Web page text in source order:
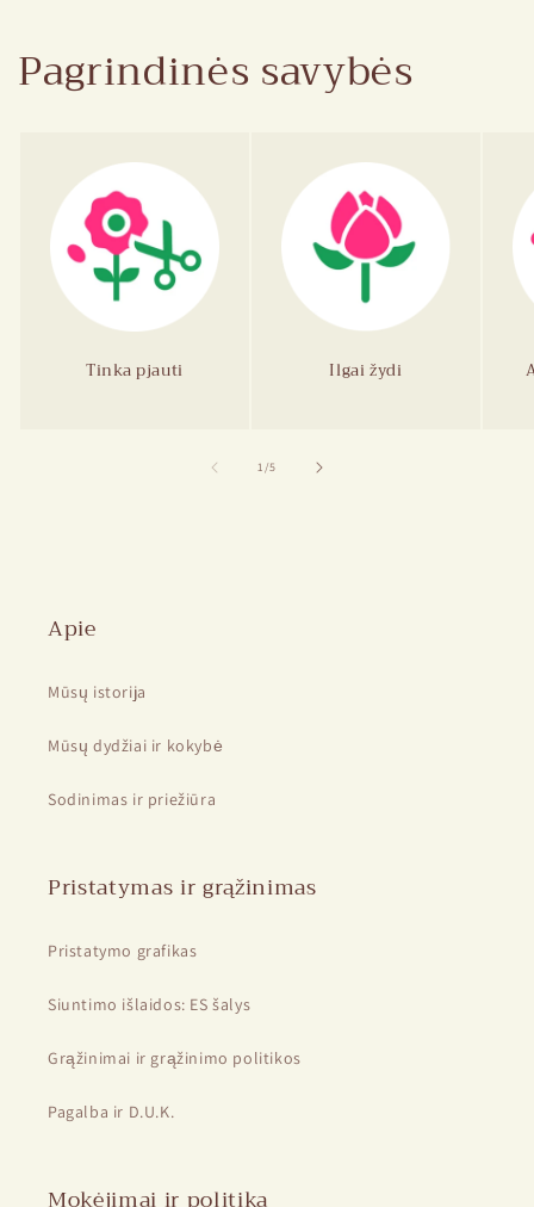
Pagrindinės savybės
Tinka pjauti Ilgai žydi
1/iš5
Apie
Mūsų istorija
Mūsų dydžiai ir kokybė
Sodinimas ir priežiūra
Pristatymas ir grąžinimas
Pristatymo grafikas
Siuntimo išlaidos: ES šalys
Grąžinimai ir grąžinimo politikos
Pagalba ir D.U.K.
Mokėjimai ir politika